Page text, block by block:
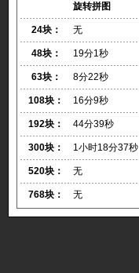
旋转拼图
24块： 无
48块： 19分1秒
63块： 8分22秒
108块： 16分9秒
192块： 44分39秒
300块： 1小时18分37秒
520块： 无
768块： 无